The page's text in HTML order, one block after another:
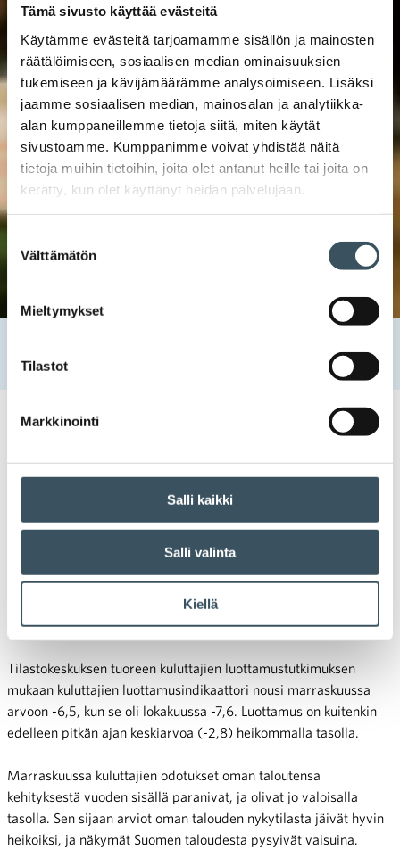
Tämä sivusto käyttää evästeitä
Käytämme evästeitä tarjoamamme sisällön ja mainosten
räätälöimiseen, sosiaalisen median ominaisuuksien
tukemiseen ja kävijämäärämme analysoimiseen. Lisäksi
jaamme sosiaalisen median, mainosalan ja analytiikka-
alan kumppaneillemme tietoja siitä, miten käytät
sivustoamme. Kumppanimme voivat yhdistää näitä
tietoja muihin tietoihin, joita olet antanut heille tai joita on
kerätty, kun olet käyttänyt heidän palvelujaan.
valinta
Välttämätön
Mieltymykset
Tilastot
Markkinointi
Salli kaikki
Salli valinta
Kiellä
Kuluttajien luottamus vahvistui marraskuussa
luottamusindikaattori
Kuluttajien luottamus vahvistui
marraskuussa
hienoisesti, mutta näkymät pysyvät edelleen vaisuina.
Erityisesti naisten talousluottamus on selvästi miesten tasoa
heikompaa, ja työttömyyden uhka huolettaa monia.
Tilastokeskuksen tuoreen kuluttajien luottamustutkimuksen
mukaan kuluttajien luottamusindikaattori nousi marraskuussa
arvoon -6,5, kun se oli lokakuussa -7,6. Luottamus on kuitenkin
edelleen pitkän ajan keskiarvoa (-2,8) heikommalla tasolla.
Marraskuussa kuluttajien odotukset oman taloutensa
kehityksestä vuoden sisällä paranivat, ja olivat jo valoisalla
tasolla. Sen sijaan arviot oman talouden nykytilasta jäivät hyvin
heikoiksi, ja näkymät Suomen taloudesta pysyivät vaisuina.